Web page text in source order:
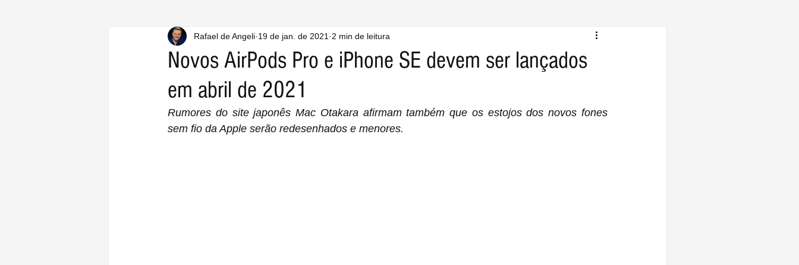
Novos AirPods Pro e iPhone SE devem ser lançados
em abril de 2021
Rafael de Angeli 19 de jan. de 2021 2 min de leitura
Rumores do site japonês Mac Otakara afirmam também que os estojos dos novos fones
sem fio da Apple serão redesenhados e menores.